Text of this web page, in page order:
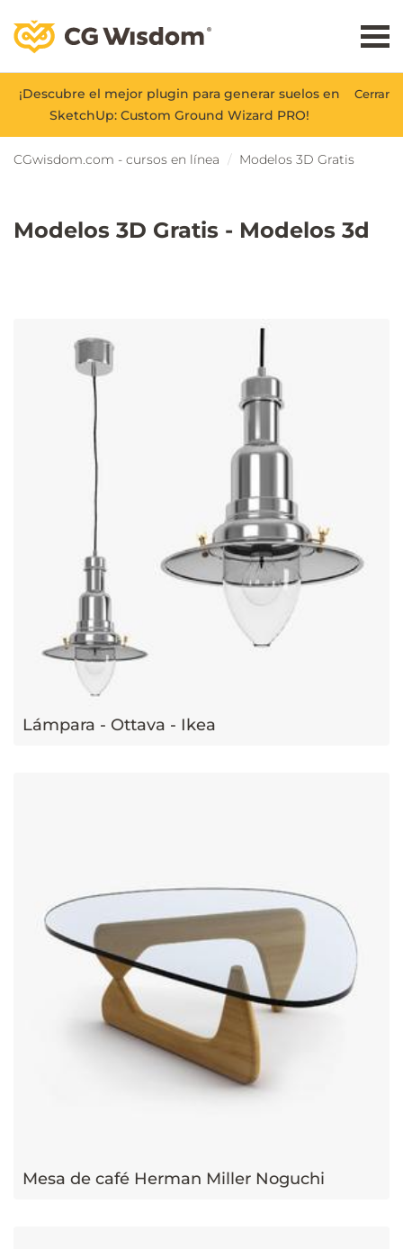
Cerrar
¡Descubre el mejor plugin para generar suelos en
SketchUp: Custom Ground Wizard PRO!
CGwisdom.com - cursos en línea Modelos 3D Gratis
Modelos 3D Gratis - Modelos 3d
Lámpara - Ottava - Ikea
Mesa de café Herman Miller Noguchi